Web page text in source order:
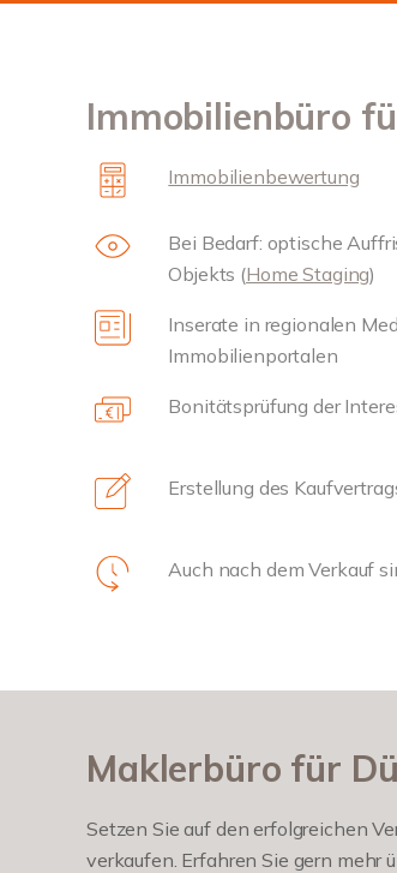
Immobilienbüro
Immobilienbewertung
Bei Bedarf: optische
Objekts (Home Staging)
Inserate in regionalen
Immobilienportalen
Bonitätsprüfung der
Erstellung des
Auch nach dem Verkauf
Maklerbüro für
Setzen Sie auf den erfolgreichen
verkaufen. Erfahren Sie gern mehr